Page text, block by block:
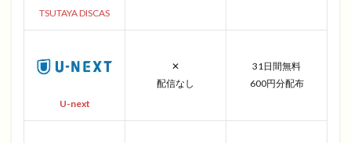
TSUTAYA DISCAS
U-next
✕
配信なし
31日間無料
600円分配布